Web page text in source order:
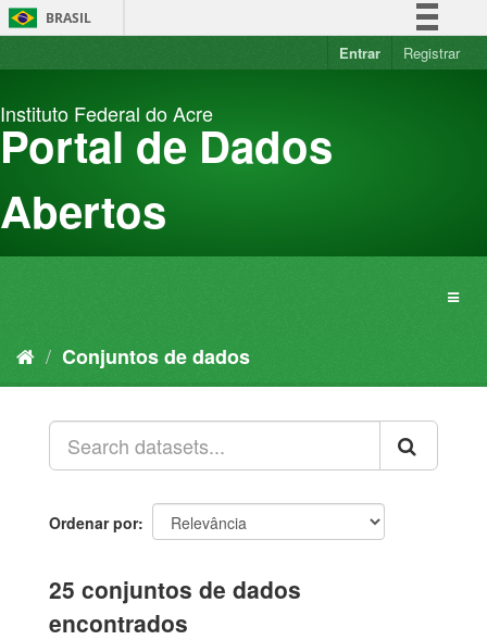
Pular
para
BRASIL
Simplifique!
Acesso à informação
Entrar Registrar
Instituto Federal do Acre
Portal de Dados
Abertos
Conjuntos de dados
Ordenar por
25 conjuntos de dados
encontrados